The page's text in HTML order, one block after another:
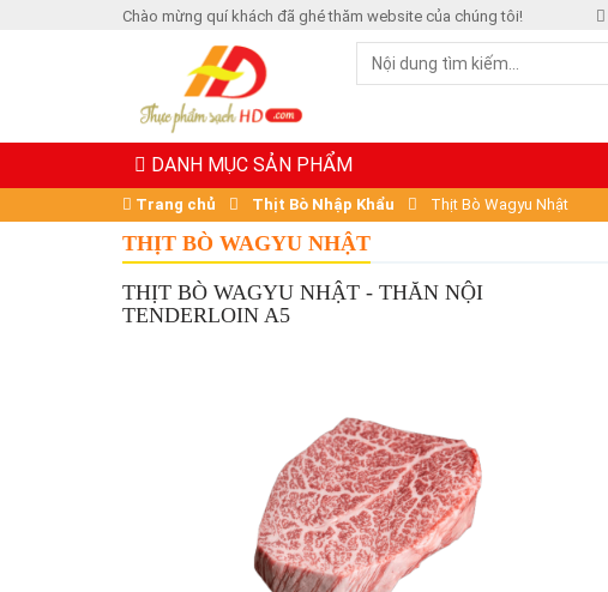
Chào mừng quí khách đã ghé thăm website của chúng tôi!
DANH MỤC SẢN PHẨM
Trang chủ Thịt Bò Nhập Khẩu Thịt Bò Wagyu Nhật
THỊT BÒ WAGYU NHẬT
THỊT BÒ WAGYU NHẬT - THĂN NỘI
TENDERLOIN A5